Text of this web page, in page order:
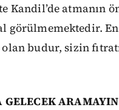
Kandil’de atmanın
görülmemektedir. En
olan budur, sizin
GELECEK